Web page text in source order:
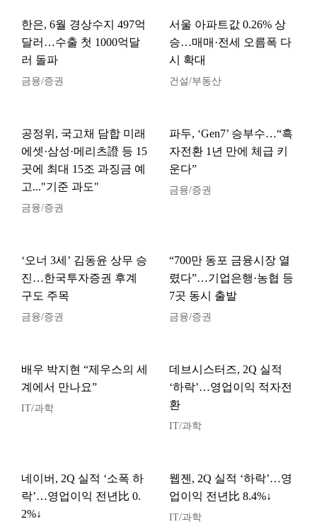
한은, 6월 경상수지 497억
달러…수출 첫 1000억달
러 돌파
금융/증권
서울 아파트값 0.26% 상
승…매매·전세 오름폭 다
시 확대
건설/부동산
공정위, 국고채 담합 미래
에셋·삼성·메리츠證 등 15
곳에 최대 15조 과징금 예
고..."기준 과도"
금융/증권
파두, ‘Gen7’ 승부수…“흑
자전환 1년 만에 체급 키
운다”
금융/증권
‘오너 3세’ 김동윤 상무 승
진…한국투자증권 후계
구도 주목
금융/증권
“700만 동포 금융시장 열
렸다”…기업은행·농협 등
7곳 동시 출발
금융/증권
배우 박지현 “제우스의 세
계에서 만나요”
IT/과학
데브시스터즈, 2Q 실적
‘하락’…영업이익 적자전
환
IT/과학
네이버, 2Q 실적 ‘소폭 하
락’…영업이익 전년比 0.
2%↓
웹젠, 2Q 실적 ‘하락’…영
업이익 전년比 8.4%↓
IT/과학